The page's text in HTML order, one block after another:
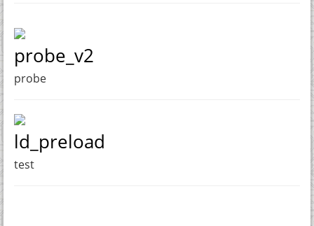
probe_v2
probe
ld_preload
test